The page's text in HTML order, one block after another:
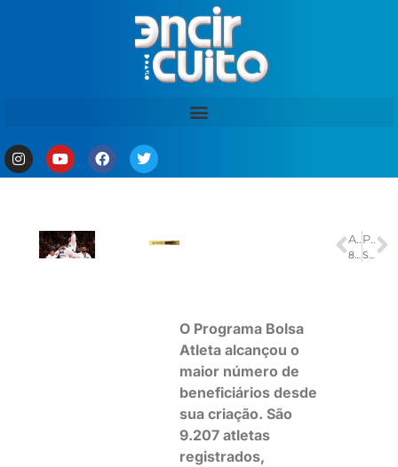
O Programa Bolsa
Atleta alcançou o
maior número de
beneficiários desde
sua criação. São
9.207 atletas
registrados,
ANTERIOR PRÓXIMO